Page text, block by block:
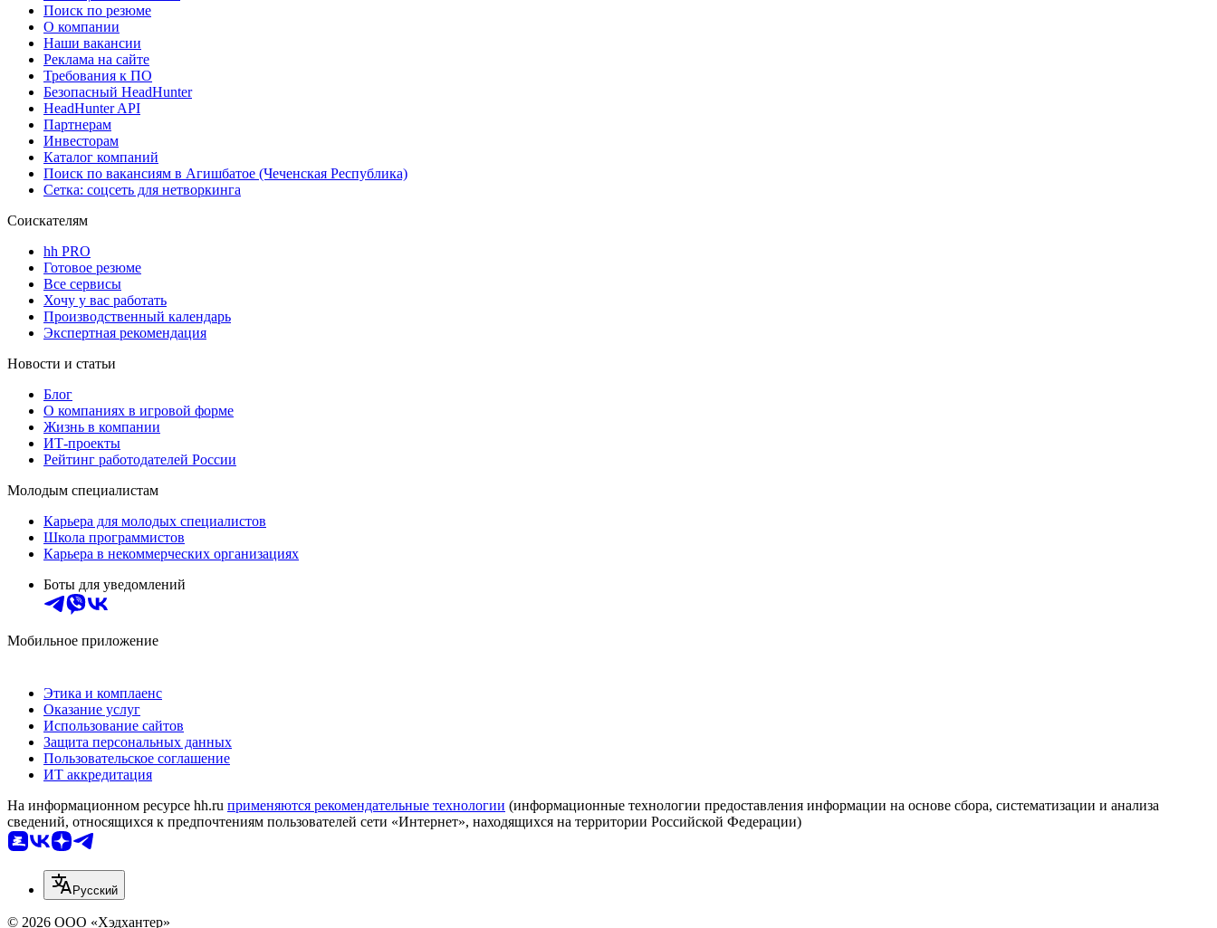
Поиск по резюме
О компании
Наши вакансии
Реклама на сайте
Требования к ПО
Безопасный HeadHunter
HeadHunter API
Партнерам
Инвесторам
Каталог компаний
Поиск по вакансиям в Агишбатое (Чеченская Республика)
Сетка: соцсеть для нетворкинга
Соискателям
hh PRO
Готовое резюме
Все сервисы
Хочу у вас работать
Производственный календарь
Экспертная рекомендация
Новости и статьи
Блог
О компаниях в игровой форме
Жизнь в компании
ИТ-проекты
Рейтинг работодателей России
Молодым специалистам
Карьера для молодых специалистов
Школа программистов
Карьера в некоммерческих организациях
Боты для уведомлений
Мобильное приложение
Этика и комплаенс
Оказание услуг
Использование сайтов
Защита персональных данных
Пользовательское соглашение
ИТ аккредитация
На информационном ресурсе hh.ru применяются рекомендательные технологии (информационные технологии предоставления информации на основе сбора, систематизации и анализа
сведений, относящихся к предпочтениям пользователей сети «Интернет», находящихся на территории Российской Федерации)
Русский
© 2026 ООО «Хэдхантер»